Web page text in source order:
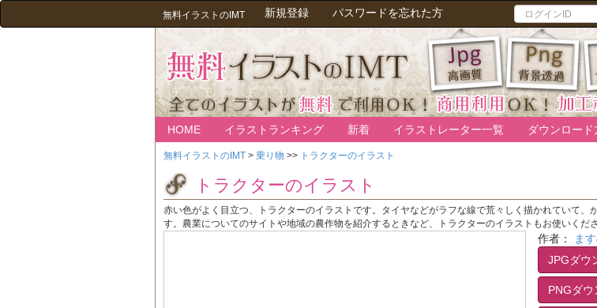
無料イラストのIMT 新規登録 パスワードを忘れた方
HOME イラストランキング 新着 イラストレーター一覧 ダウンロード
無料イラストのIMT > 乗り物 >> トラクターのイラスト
トラクターのイラスト
赤い色がよく目立つ、トラクターのイラストです。タイヤなどがラフな線で荒々しく描かれていて、
す。農業についてのサイトや地域の農作物を紹介するときなど、トラクターのイラストもお使いくださ
作者： ま
JPGダウ
PNGダウ